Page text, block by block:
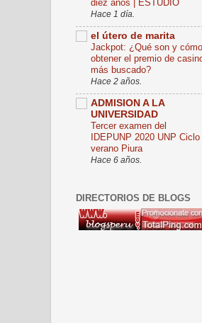
diez años | ESTUDIO
Hace 1 día.
el útero de marita
Jackpot: ¿Qué son y cómo
obtener el premio de
más buscado?
Hace 2 años.
ADMISION A LA
UNIVERSIDAD
Tercer examen del
IDEPUNP 2020 UNP Ciclo
verano Piura
Hace 6 años.
DIRECTORIOS DE BLOGS